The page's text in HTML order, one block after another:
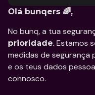
Olá bunqers 🌈,
No bunq, a tua
prioridade. Estamos
medidas de segurança
e os teus dados
connosco.